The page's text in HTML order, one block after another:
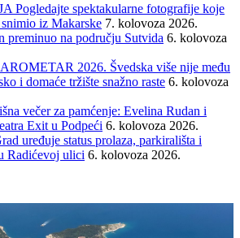
Pogledajte spektakularne fotografije koje
iz Makarske 7. kolovoza 2026.
preminuo na području Sutvida 6. kolovoza
2026. Švedska više nije među
i domaće tržište snažno raste 6. kolovoza
večer za pamćenje: Evelina Rudan i
Exit u Podpeći 6. kolovoza 2026.
uređuje status prolaza, parkirališta i
Radićevoj ulici 6. kolovoza 2026.